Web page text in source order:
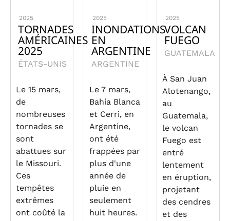
2025
TORNADES
AMÉRICAINES
2025
ÉTATS-UNIS
Le 15 mars,
de
nombreuses
tornades se
sont
abattues sur
le Missouri.
Ces
tempêtes
extrêmes
ont coûté la
2025
INONDATIONS
EN
ARGENTINE
ARGENTINE
Le 7 mars,
Bahía Blanca
et Cerri, en
Argentine,
ont été
frappées par
plus d'une
année de
pluie en
seulement
huit heures.
2025
VOLCAN
FUEGO
GUATEMALA
À San Juan
Alotenango,
au
Guatemala,
le volcan
Fuego est
entré
lentement
en éruption,
projetant
des cendres
et des